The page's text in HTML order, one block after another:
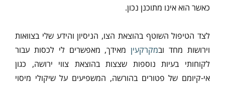
כאשר הוא אינו מתוכנן נכון.
לצד הטיפול השוטף בהוצאת הצו, הניסיון והידע שלי בצוואות
וירושות מחד ובמקרקעין מאידך, מאפשרים לי לכסות עבור
לקוחותי בעיות נוספות שצצות בהוצאת צווי ירושה, כגון
אי-קיומם של פטורים בהורשה, המשפיעים על שיקולי מיסוי